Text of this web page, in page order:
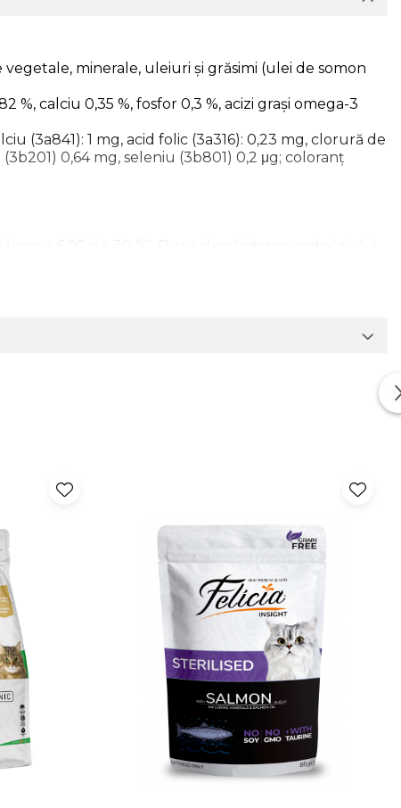
minerale, uleiuri și grăsimi (ulei de somon
calciu 0,35 %, fosfor 0,3 %, acizi grași omega-3
(3а841): 1 mg, acid folic (3а316): 0,23 mg, clorură de
0,64 mg, seleniu (3b801) 0,2 μg; coloranț
Hrana trebuie introdusă treptat în alimentația
pot varia în funcție de vârstă, rasă, nivel de